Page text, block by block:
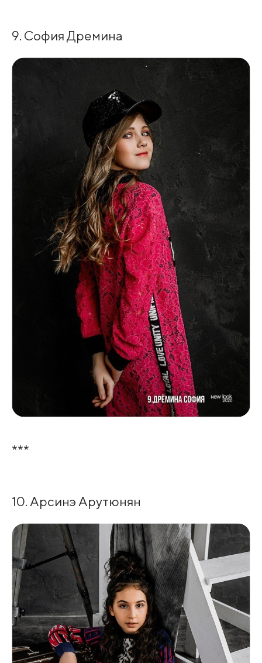
9. София Дремина
***
10. Арсинэ Арутюнян